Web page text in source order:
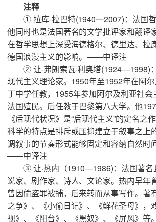
注释
① 拉库-拉巴特(1940一2007)：法国哲
他同时也是法国著名的文学批评家和翻译
在哲学思想上深受海德格尔、德里达、拉
德国浪漫主义的影响。——中译注
② 让-弗朗索瓦·利奥塔(1924—1998)
现代主义理论家。1950年至1952年在阿
丁中学任教，1955年参加阿尔及利亚社会
法国殖民。后任教于巴黎第八大学。他
《后现代状况》是“后现代主义”的定名之
科学的特点是排斥或压抑建立于叙事之上
调叙事的节奏形式能够固定和容纳自然时
——中译注
③ 让·热内（1910—1986)：法国著名
说家、剧作家、诗人、文论家。热内早年
曾因偷盗罪被捕，后来转而从事写作。著
之争》、《小偷日记》、《鲜花圣母》，
视》、《阳台》、《黑奴》、《屏风》